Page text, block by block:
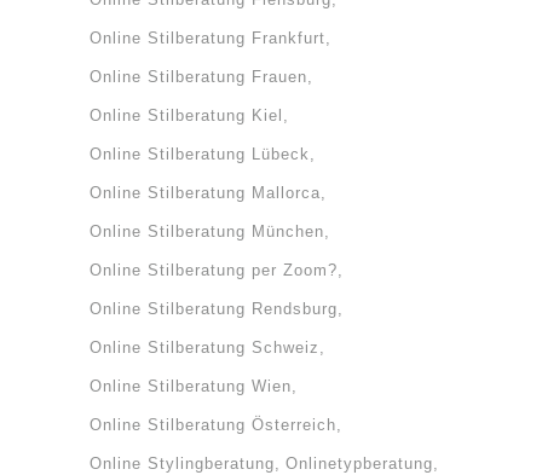
Online Stilberatung Frankfurt
Online Stilberatung Frauen
Online Stilberatung Kiel
Online Stilberatung Lübeck
Online Stilberatung Mallorca
Online Stilberatung München
Online Stilberatung per Zoom?
Online Stilberatung Rendsburg
Online Stilberatung Schweiz
Online Stilberatung Wien
Online Stilberatung Österreich
Online Stylingberatung Onlinetypberatung